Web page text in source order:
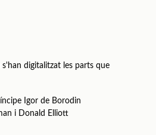
digitalitzat les parts que
Igor de Borodin
i Donald Elliott